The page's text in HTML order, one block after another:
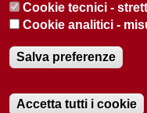
P.I.
Cookie tecnici -
Cookie analitici -
Salva preferenze
Accetta tutti i cookie